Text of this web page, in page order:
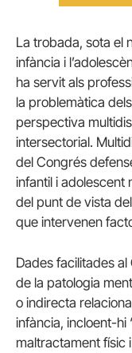
La trobada, sota el
infància i
ha servit als
la problemàtica
perspectiva
intersectorial.
del Congrés
infantil i adolescent
del punt de vista
que intervenen
Dades facilitades
de la patologia
o indirecta
infància, incloent-hi
maltractament físic